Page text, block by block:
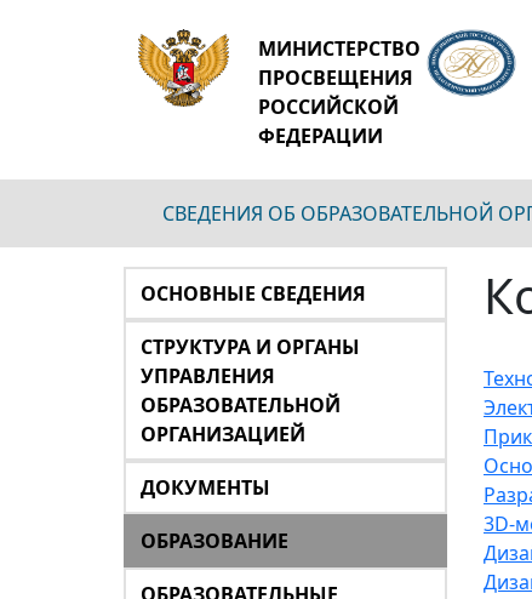
МИНИСТЕРСТВО
ПРОСВЕЩЕНИЯ
РОССИЙСКОЙ
ФЕДЕРАЦИИ
СВЕДЕНИЯ ОБ ОБРАЗОВАТЕЛЬНОЙ
ОСНОВНЫЕ СВЕДЕНИЯ
СТРУКТУРА И ОРГАНЫ
УПРАВЛЕНИЯ
ОБРАЗОВАТЕЛЬНОЙ
ОРГАНИЗАЦИЕЙ
ДОКУМЕНТЫ
ОБРАЗОВАНИЕ
3D-